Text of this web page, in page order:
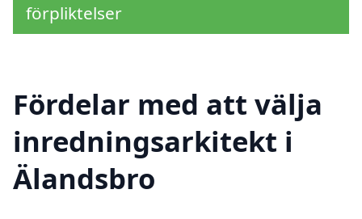
förpliktelser
Fördelar med att välja
inredningsarkitekt i
Älandsbro